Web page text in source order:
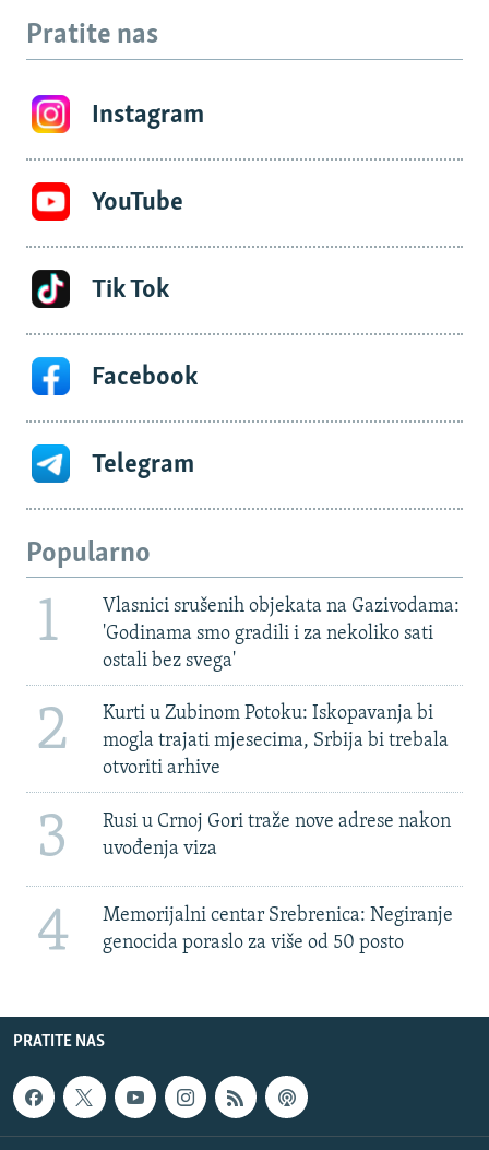
Pratite nas
Instagram
YouTube
Tik Tok
Facebook
Telegram
Popularno
1
Vlasnici srušenih objekata na Gazivodama:
'Godinama smo gradili i za nekoliko sati
ostali bez svega'
2
Kurti u Zubinom Potoku: Iskopavanja bi
mogla trajati mjesecima, Srbija bi trebala
otvoriti arhive
3
Rusi u Crnoj Gori traže nove adrese nakon
uvođenja viza
4
Memorijalni centar Srebrenica: Negiranje
genocida poraslo za više od 50 posto
PRATITE NAS